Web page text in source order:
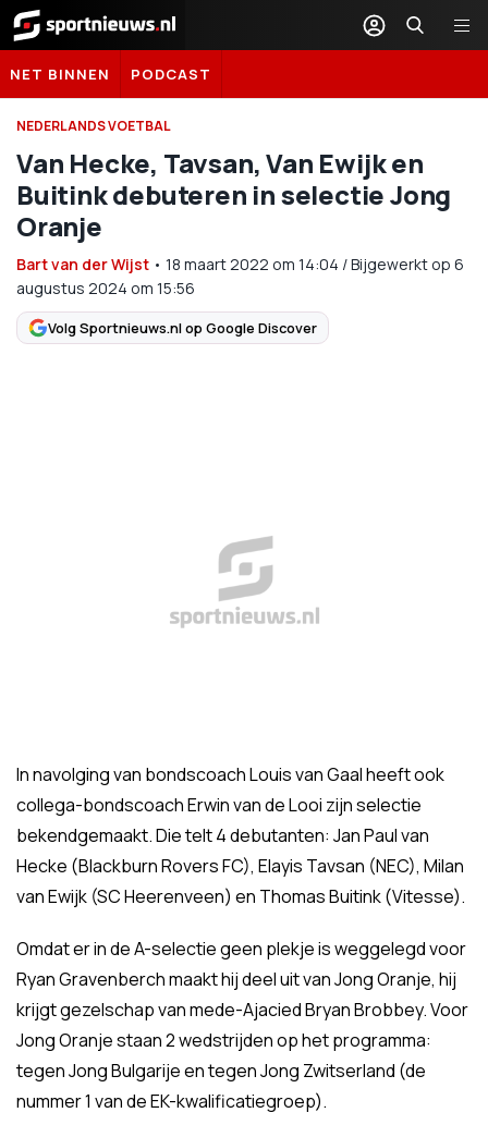
Sportnieuws.nl
NET BINNEN PODCAST
NEDERLANDS VOETBAL
Van Hecke, Tavsan, Van Ewijk en
Buitink debuteren in selectie Jong
Oranje
Bart van der Wijst • 18 maart 2022 om 14:04 /Bijgewerkt op 6
augustus 2024 om 15:56
Volg Sportnieuws.nl op Google Discover
In navolging van bondscoach Louis van Gaal heeft ook
collega-bondscoach Erwin van de Looi zijn selectie
bekendgemaakt. Die telt 4 debutanten: Jan Paul van
Hecke (Blackburn Rovers FC), Elayis Tavsan (NEC), Milan
van Ewijk (SC Heerenveen) en Thomas Buitink (Vitesse).
Omdat er in de A-selectie geen plekje is weggelegd voor
Ryan Gravenberch maakt hij deel uit van Jong Oranje, hij
krijgt gezelschap van mede-Ajacied Bryan Brobbey. Voor
Jong Oranje staan 2 wedstrijden op het programma:
tegen Jong Bulgarije en tegen Jong Zwitserland (de
nummer 1 van de EK-kwalificatiegroep).